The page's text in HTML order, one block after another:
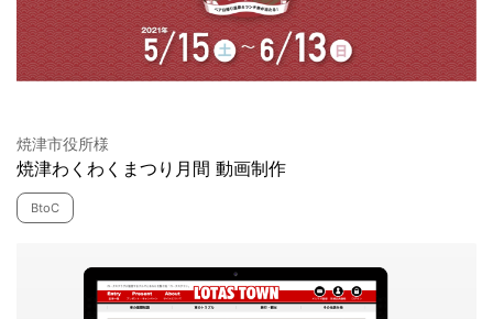
焼津市役所様
焼津わくわくまつり月間 動画制作
BtoC